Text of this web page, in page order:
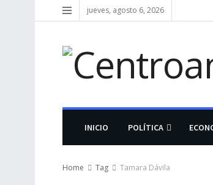
jueves, agosto 6, 2026
INICIO POLÍTICA
Home Tag Tamara Dávila